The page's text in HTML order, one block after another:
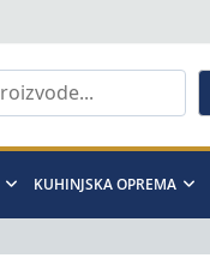
KUHINJSKA OPREMA